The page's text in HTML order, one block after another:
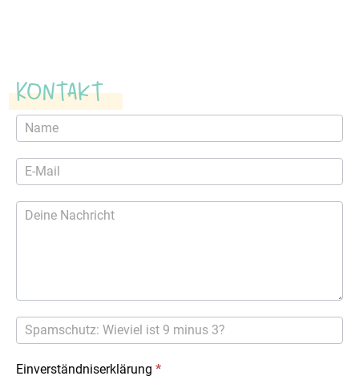
Kontakt
Kontaktformular
Einverständniserklärung *